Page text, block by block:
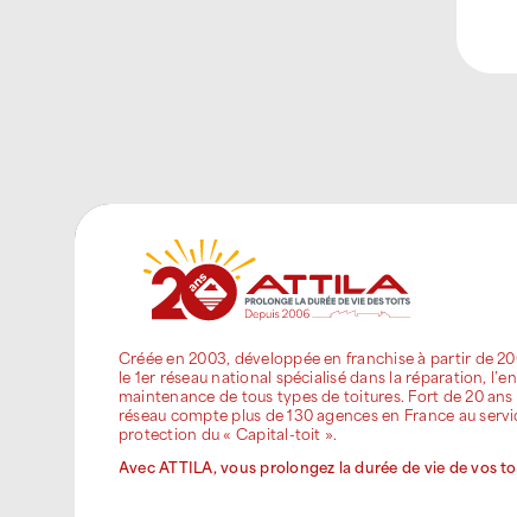
Créée en 2003, développée en franchise à partir de
le 1er réseau national spécialisé dans la réparation,
maintenance de tous types de toitures. Fort de 20 ans
réseau compte plus de 130 agences en France au
protection du « Capital-toit ».
Avec ATTILA, vous prolongez la durée de vie de vos